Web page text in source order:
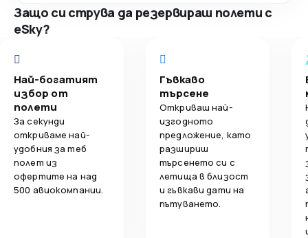
Защо си струва да резервираш полети с
eSky?
Най-богатият
избор от
полети
За секунди
откриваме най-
удобния за теб
полет из
офертите на над
500 авиокомпании.
Гъвкаво
търсене
Откриваш най-
изгодното
предложение, като
разшириш
търсенето си с
летища в близост
и гъвкави дати на
пътуването.